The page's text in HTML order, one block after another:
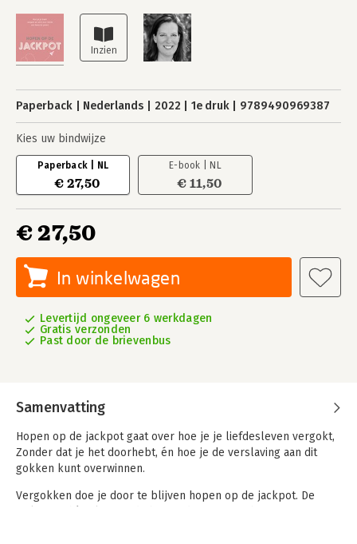
Paperback Nederlands 2022 1e druk 9789490969387
Kies uw bindwijze
Paperback | NL
€ 27,50
E-book | NL
€ 11,50
€ 27,50
In winkelwagen
Levertijd ongeveer 6 werkdagen
Gratis verzonden
Past door de brievenbus
Samenvatting
Hopen op de jackpot gaat over hoe je je liefdesleven vergokt,
Zonder dat je het doorhebt, én hoe je de verslaving aan dit
gokken kunt overwinnen.
Vergokken doe je door te blijven hopen op de jackpot. De